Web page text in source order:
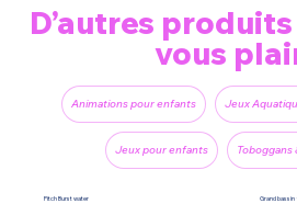
D’autres
vous
Animations pour enfants Jeux
Jeux pour enfants Toboggans
Pitch Burst water Grand